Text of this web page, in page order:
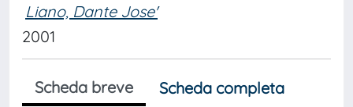
Liano, Dante Jose'
2001
Scheda breve
Scheda completa